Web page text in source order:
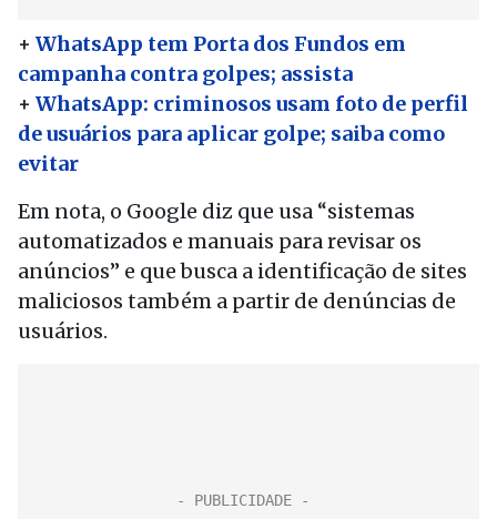
+ WhatsApp tem Porta dos Fundos em
campanha contra golpes; assista
+ WhatsApp: criminosos usam foto de perfil
de usuários para aplicar golpe; saiba como
evitar
Em nota, o Google diz que usa “sistemas
automatizados e manuais para revisar os
anúncios” e que busca a identificação de sites
maliciosos também a partir de denúncias de
usuários.